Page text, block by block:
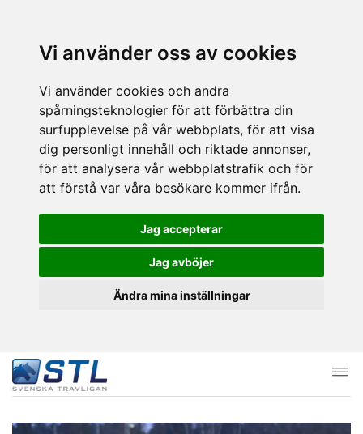
Vi använder oss av cookies
Vi använder cookies och andra
spårningsteknologier för att förbättra din
surfupplevelse på vår webbplats, för att visa
dig personligt innehåll och riktade annonser,
för att analysera vår webbplatstrafik och för
att förstå var våra besökare kommer ifrån.
Jag accepterar
Jag avböjer
Ändra mina inställningar